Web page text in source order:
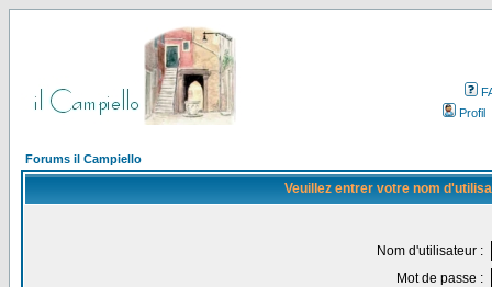
Profil
Forums il Campiello
Veuillez entrer votre nom
Nom d'utilisateur :
Mot de passe :